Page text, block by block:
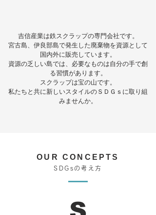
吉信産業は鉄スクラップの専門会社です。
宮古島、伊良部島で発生した廃棄物を資源として
国内外に販売しています。
資源の乏しい島では、必要なものは自分の手で創
る習慣があります。
​スクラップは宝の山です。
​私たちと共に新しいスタイルのＳＤＧｓに取り組
みませんか。
OUR CONCEPTS
​SDGsの考え方